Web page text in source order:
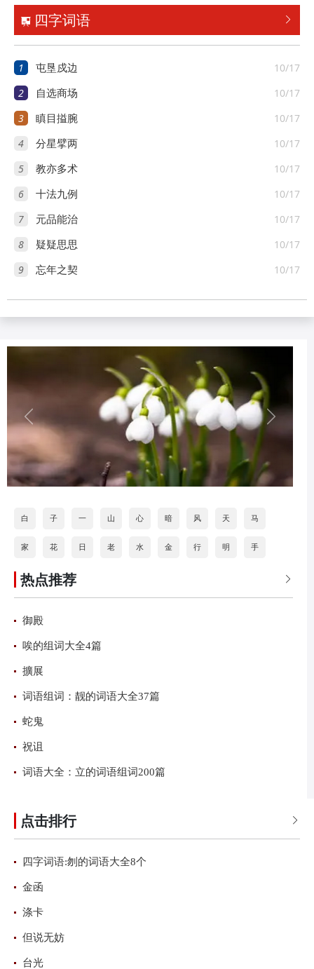

 四字词语
1 10/17
屯垦戍边
2 10/17
自选商场
3 10/17
瞋目搤腕
4 10/17
分星擘两
5 10/17
教亦多术
6 10/17
十法九例
7 10/17
元品能治
8 10/17
疑疑思思
9 10/17
忘年之契
白 子 一 山 心 暗 风 天 马
家 花 日 老 水 金 行 明 手
道 打 
热点推荐
御殿
唉的组词大全4篇
擴展
词语组词：靓的词语大全37篇
蛇鬼
祝诅
词语大全：立的词语组词200篇

点击排行
四字词语:刎的词语大全8个
金函
涤卡
但说无妨
台光